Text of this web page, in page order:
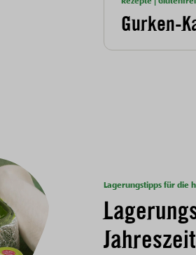
Gurken-
Lagerungstipps für die
Jahreszeit